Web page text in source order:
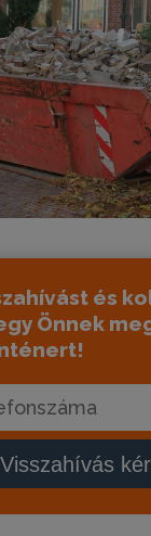
és
Önnek
Visszahívás